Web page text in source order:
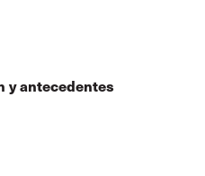
antecedentes